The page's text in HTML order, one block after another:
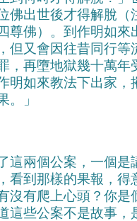
佛出世後才得解脫（
尊佛）。到作明如來
但又會因往昔同行等
，再墮地獄幾十萬年
明如來教法下出家，
。」
兩個公案，一個是
看到那樣的果報，得
沒有爬上心頭？你是
這些公案不是故事，